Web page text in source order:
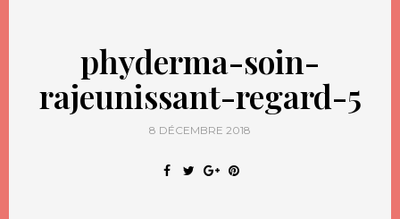
phyderma-soin-
rajeunissant-regard-5
8 DÉCEMBRE 2018